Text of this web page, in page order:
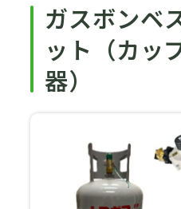
ガスボンベ
ット（カッ
器）